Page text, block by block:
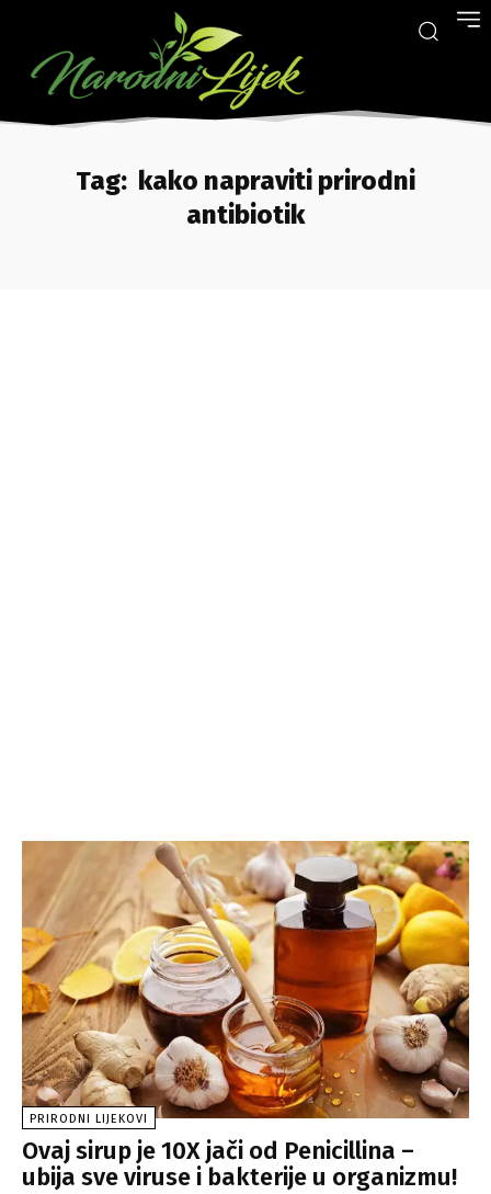
Tag: kako napraviti prirodni
antibiotik
PRIRODNI LIJEKOVI
Ovaj sirup je 10X jači od Penicillina –
ubija sve viruse i bakterije u organizmu!